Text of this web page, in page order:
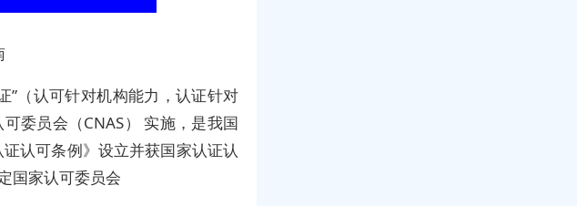
”（认可针对机构能力，认证针对
委员会（CNAS） 实施，是我国
认可条例》设立并获国家认证认
国家认可委员会